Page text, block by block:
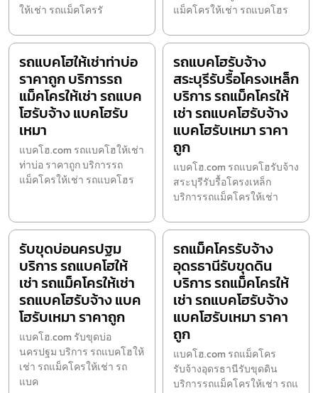
ให้เช่า รถแม็คโครรั
แม็คโครให้เช่า รถแบคโฮร
รถแบคโฮให้เช่าท่าบ่อ
ราคาถูก บริการรถ
แม็คโครให้เช่า รถแบค
โฮรับจ้าง แบคโฮรับ
เหมา
แบคโฮ.com รถแบคโฮให้เช่า
ท่าบ่อ ราคาถูก บริการรถ
แม็คโครให้เช่า รถแบคโฮร
รถแบคโฮรับจ้าง
สระบุรีรับรื้อโครงเหล็ก
บริการ รถแม็คโครให้
เช่า รถแบคโฮรับจ้าง
แบคโฮรับเหมา ราคา
ถูก
แบคโฮ.com รถแบคโฮรับจ้าง
สระบุรีรับรื้อโครงเหล็ก
บริการรถแม็คโครให้เช่า
รับขุดบ่อนครปฐม
บริการ รถแบคโฮให้
เช่า รถแม็คโครให้เช่า
รถแบคโฮรับจ้าง แบค
โฮรับเหมา ราคาถูก
แบคโฮ.com รับขุดบ่อ
นครปฐม บริการ รถแบคโฮให้
เช่า รถแม็คโครให้เช่า รถ
แบค
รถแม็คโครรับจ้าง
อุดรธานีรับขุดดิน
บริการ รถแม็คโครให้
เช่า รถแบคโฮรับจ้าง
แบคโฮรับเหมา ราคา
ถูก
แบคโฮ.com รถแม็คโคร
รับจ้างอุดรธานีรับขุดดิน
บริการรถแม็คโครให้เช่า รถแ